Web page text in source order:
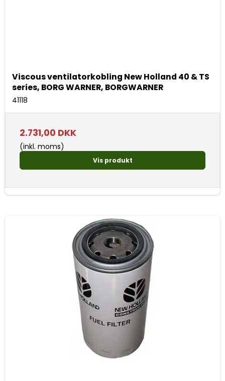
Viscous ventilatorkobling New Holland 40 & TS
series, BORG WARNER, BORGWARNER
41118
2.731,00 DKK
(inkl. moms)
Vis produkt